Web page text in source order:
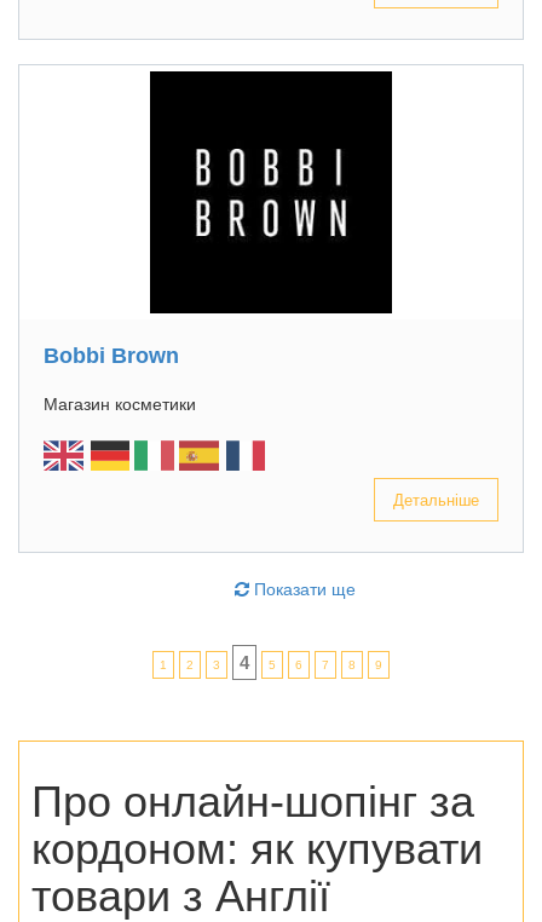
Bobbi Brown
Магазин косметики
Детальніше
Показати ще
1 2 3 4 5 6 7 8 9
Про онлайн-шопінг за
кордоном: як купувати
товари з Англії